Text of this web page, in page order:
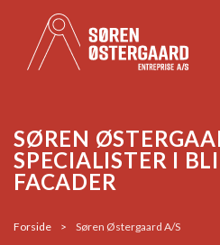
SØREN
SPECIALISTER I
FACADER
Forside > Søren Østergaard A/S